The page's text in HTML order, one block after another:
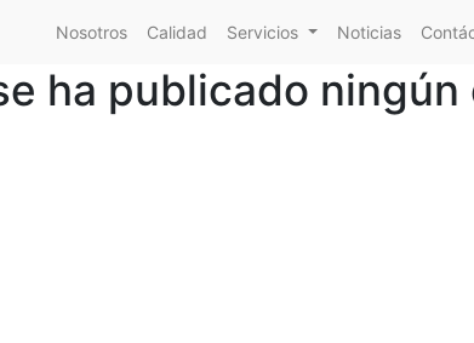
Nosotros Calidad Servicios Noticias
ha publicado ningún